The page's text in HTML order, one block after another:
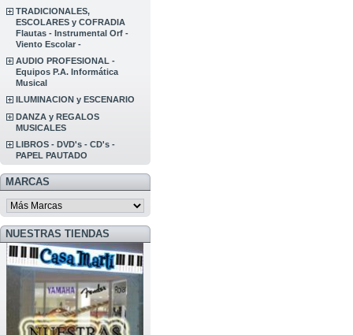
TRADICIONALES,
ESCOLARES y COFRADIA
Flautas - Instrumental Orf -
Viento Escolar -
AUDIO PROFESIONAL -
Equipos P.A. Informática
Musical
ILUMINACION y ESCENARIO
DANZA y REGALOS
MUSICALES
LIBROS - DVD's - CD's -
PAPEL PAUTADO
MARCAS
NUESTRAS TIENDAS